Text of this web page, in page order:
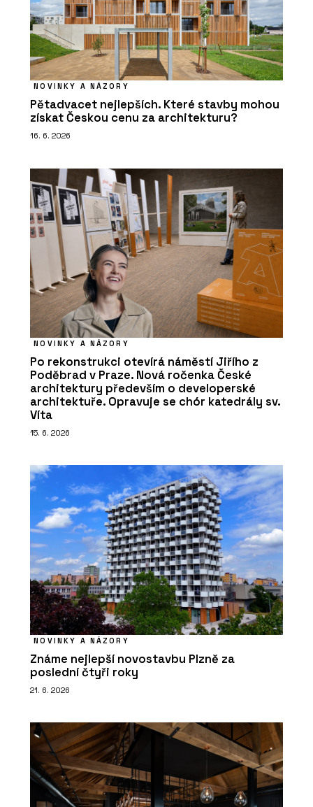
NOVINKY A NÁZORY
Pětadvacet nejlepších. Které stavby mohou
získat Českou cenu za architekturu?
16. 6. 2026
NOVINKY A NÁZORY
Po rekonstrukci otevírá náměstí Jiřího z
Poděbrad v Praze. Nová ročenka České
architektury především o developerské
architektuře. Opravuje se chór katedrály sv.
Víta
15. 6. 2026
NOVINKY A NÁZORY
Známe nejlepší novostavbu Plzně za
poslední čtyři roky
21. 6. 2026